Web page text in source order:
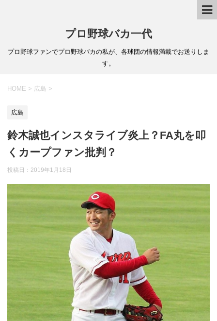
プロ野球バカ一代
プロ野球ファンでプロ野球バカの私が、各球団の情報満載でお送りしま
す。
HOME > 広島 >
広島
鈴木誠也インスタライブ炎上？FA丸を叩
くカープファン批判？
投稿日： 2019年1月18日